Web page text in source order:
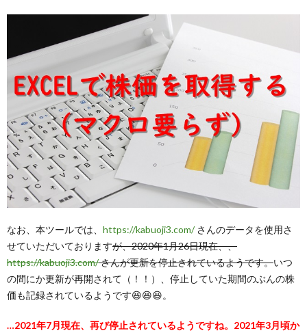
なお、本ツールでは、 https://kabuoji3.com/さんのデータを使用さ
せていただいておりますが、2020年1月26日現在、、
https://kabuoji3.com/さんが更新を停止されているようです。いつ
の間にか更新が再開されて（！！）、停止していた期間のぶんの株
価も記録されているようです😆😆😆。
…2021年7月現在、再び停止されているようですね。2021年3月頃か